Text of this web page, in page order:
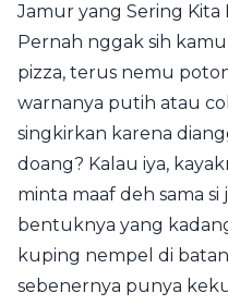
Jamur yang Sering Kita
Pernah nggak sih
pizza, terus nemu
warnanya putih atau
singkirkan karena
doang? Kalau iya,
minta maaf deh sama si
bentuknya yang
kuping nempel di
sebenernya punya